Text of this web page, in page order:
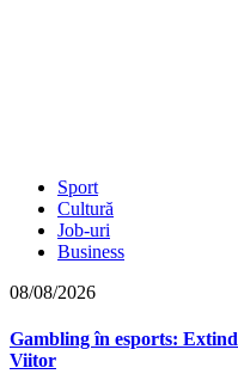
Sport
Cultură
Job-uri
Business
08/08/2026
Gambling în esports:
Viitor